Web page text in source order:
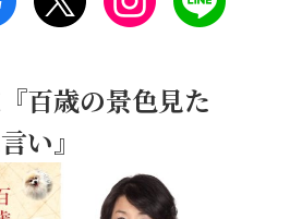
百歳の景色見た
い』